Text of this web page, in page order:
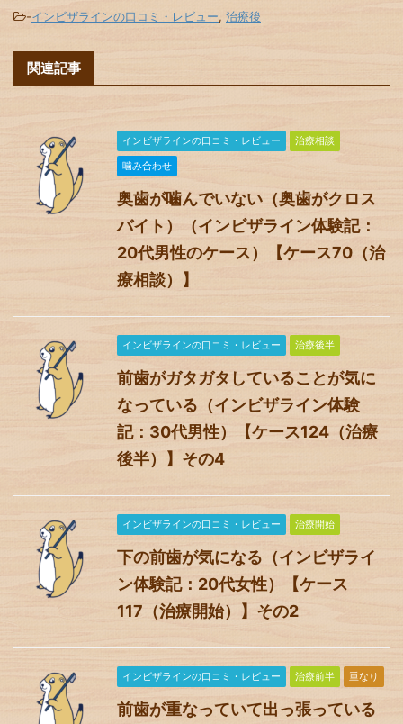
-インビザラインの口コミ・レビュー, 治療後
関連記事
インビザラインの口コミ・レビュー
治療相談
噛み合わせ
奥歯が噛んでいない（奥歯がクロス
バイト）（インビザライン体験記：
20代男性のケース）【ケース70（治
療相談）】
インビザラインの口コミ・レビュー 治療後半
前歯がガタガタしていることが気に
なっている（インビザライン体験
記：30代男性）【ケース124（治療
後半）】その4
インビザラインの口コミ・レビュー 治療開始
下の前歯が気になる（インビザライ
ン体験記：20代女性）【ケース
117（治療開始）】その2
インビザラインの口コミ・レビュー 治療前半 重なり
前歯が重なっていて出っ張っている